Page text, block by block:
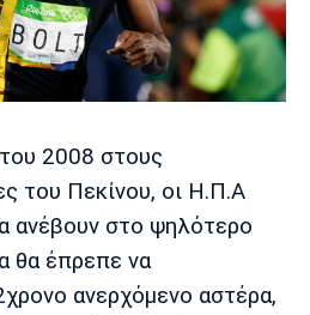
Άρσεναλ
Μάντσεστερ
Σίτι
Γιουβέντους
2008 στους
του Πεκίνου, οι Η.Π.Α
ανέβουν στο ψηλότερο
θα έπρεπε να
ανερχόμενο αστέρα,